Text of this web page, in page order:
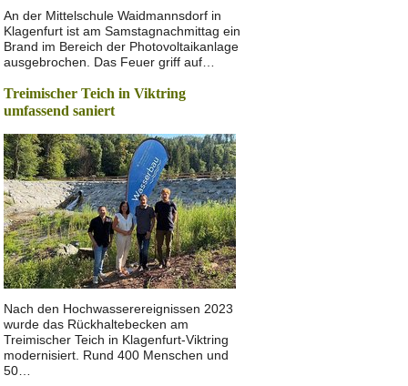
An der Mittelschule Waidmannsdorf in
Klagenfurt ist am Samstagnachmittag ein
Brand im Bereich der Photovoltaikanlage
ausgebrochen. Das Feuer griff auf…
Treimischer Teich in Viktring
umfassend saniert
Nach den Hochwasserereignissen 2023
wurde das Rückhaltebecken am
Treimischer Teich in Klagenfurt-Viktring
modernisiert. Rund 400 Menschen und
50…